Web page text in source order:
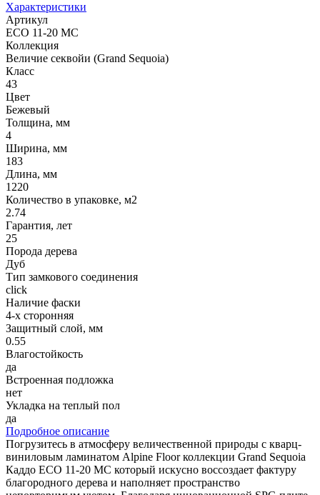
Характеристики
Артикул
ECO 11-20 MC
Коллекция
Величие секвойи (Grand Sequoia)
Класс
43
Цвет
Бежевый
Толщина, мм
4
Ширина, мм
183
Длина, мм
1220
Количество в упаковке, м2
2.74
Гарантия, лет
25
Порода дерева
Дуб
Тип замкового соединения
click
Наличие фаски
4-х сторонняя
Защитный слой, мм
0.55
Влагостойкость
да
Встроенная подложка
нет
Укладка на теплый пол
да
Подробное описание
Погрузитесь в атмосферу величественной природы с кварц-
виниловым ламинатом Alpine Floor коллекции Grand Sequoia
Каддо ECO 11-20 MC который искусно воссоздает фактуру
благородного дерева и наполняет пространство